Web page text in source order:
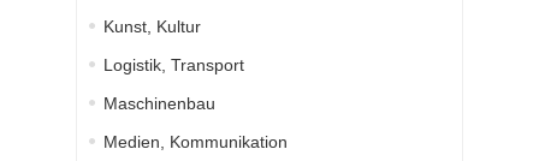
Kunst, Kultur
Logistik, Transport
Maschinenbau
Medien, Kommunikation